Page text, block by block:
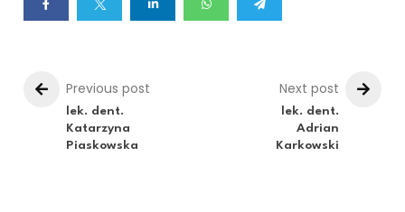
Previous post
lek. dent.
Katarzyna
Piaskowska
Next post
lek. dent.
Adrian
Karkowski